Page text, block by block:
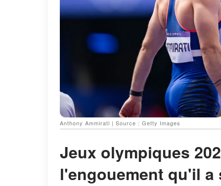
Anthony Ammirati | Source : Getty Images
Jeux olympiques
l'engouement qu'il a